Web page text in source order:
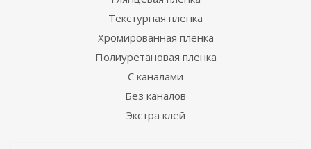
Текстурная пленка
Хромированная пленка
Полиуретановая пленка
С каналами
Без каналов
Экстра клей